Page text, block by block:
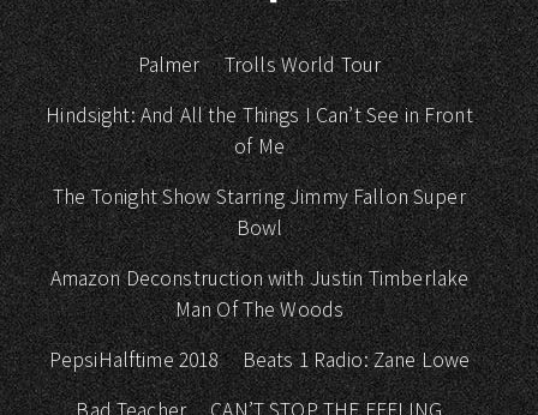
Palmer
Trolls World Tour
Hindsight: And All the Things I Can’t See in Front
of Me
The Tonight Show Starring Jimmy Fallon Super
Bowl
Amazon Deconstruction with Justin Timberlake
Man Of The Woods
PepsiHalftime 2018
Beats 1 Radio: Zane Lowe